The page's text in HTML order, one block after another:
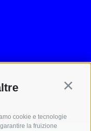
cookie e tecnologie
la fruizione